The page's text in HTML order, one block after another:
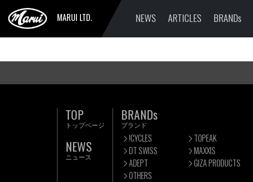
MARUI LTD. NEWS ARTICLES BRANDs
TOP
トップページ
NEWS
ニュース
BRANDs
ブランド
!CYCLES TOPEAK
DT SWISS
MAXXIS
ADEPT
GIZA PRODUCTS
OTHERS